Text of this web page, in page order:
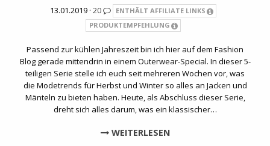
13.01.2019 · 20
ENTHÄLT AFFILIATE LINKS
PRODUKTEMPFEHLUNG
Passend zur kühlen Jahreszeit bin ich hier auf dem Fashion
Blog gerade mittendrin in einem Outerwear-Special. In dieser 5-
teiligen Serie stelle ich euch seit mehreren Wochen vor, was
die Modetrends für Herbst und Winter so alles an Jacken und
Mänteln zu bieten haben. Heute, als Abschluss dieser Serie,
dreht sich alles darum, was ein klassischer…
WEITERLESEN